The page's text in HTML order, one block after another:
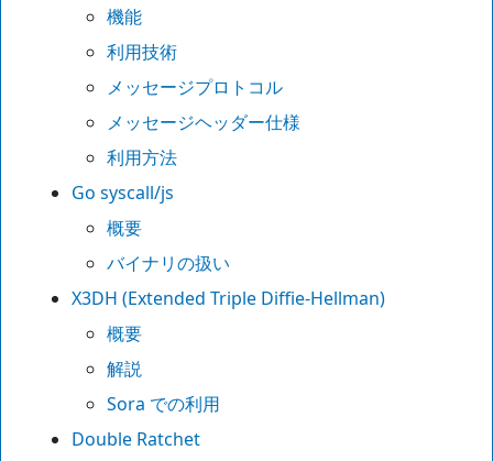
機能
利用技術
メッセージプロトコル
メッセージヘッダー仕様
利用方法
Go syscall/js
概要
バイナリの扱い
X3DH (Extended Triple Diffie-Hellman)
概要
解説
Sora での利用
Double Ratchet